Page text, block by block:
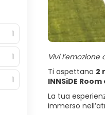
Vivi l’emozione
Ti aspettano 2
INNSiDE
La tua
immerso
1
1
1